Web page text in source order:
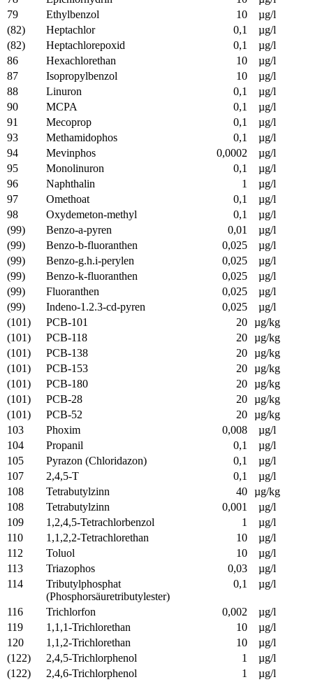
79
Ethylbenzol 10
µg/l
(82)
Heptachlor 0,1
µg/l
(82)
Heptachlorepoxid 0,1
µg/l
86
Hexachlorethan 10
µg/l
87
Isopropylbenzol 10
µg/l
88
Linuron 0,1
µg/l
90
MCPA 0,1
µg/l
91
Mecoprop 0,1
µg/l
93
Methamidophos 0,1
µg/l
94
Mevinphos 0,0002
µg/l
95
Monolinuron 0,1
µg/l
96
Naphthalin 1
µg/l
97
Omethoat 0,1
µg/l
98
Oxydemeton-methyl 0,1
µg/l
(99)
Benzo-a-pyren 0,01
µg/l
(99)
Benzo-b-fluoranthen 0,025
µg/l
(99)
Benzo-g.h.i-perylen 0,025
µg/l
(99)
Benzo-k-fluoranthen 0,025
µg/l
(99)
Fluoranthen 0,025
µg/l
(99)
Indeno-1.2.3-cd-pyren 0,025
µg/l
(101)
PCB-101 20 µg/kg
(101)
PCB-118 20 µg/kg
(101)
PCB-138 20 µg/kg
(101)
PCB-153 20 µg/kg
(101)
PCB-180 20 µg/kg
(101)
PCB-28 20 µg/kg
(101)
PCB-52 20 µg/kg
103
Phoxim 0,008
µg/l
104
Propanil 0,1
µg/l
105
Pyrazon (Chloridazon) 0,1
µg/l
107
2,4,5-T 0,1
µg/l
108
Tetrabutylzinn 40 µg/kg
108
Tetrabutylzinn 0,001
µg/l
109
1,2,4,5-Tetrachlorbenzol 1
µg/l
110
1,1,2,2-Tetrachlorethan 10
µg/l
112
Toluol 10
µg/l
113
Triazophos 0,03
µg/l
114
Tributylphosphat
(Phosphorsäuretributylester)
0,1 µg/l
116 Trichlorfon 0,002
µg/l
119
1,1,1-Trichlorethan 10
µg/l
120
1,1,2-Trichlorethan 10
µg/l
(122)
2,4,5-Trichlorphenol 1
µg/l
(122)
2,4,6-Trichlorphenol 1
µg/l